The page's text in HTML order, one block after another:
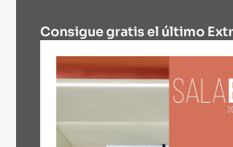
Consigue gratis el último